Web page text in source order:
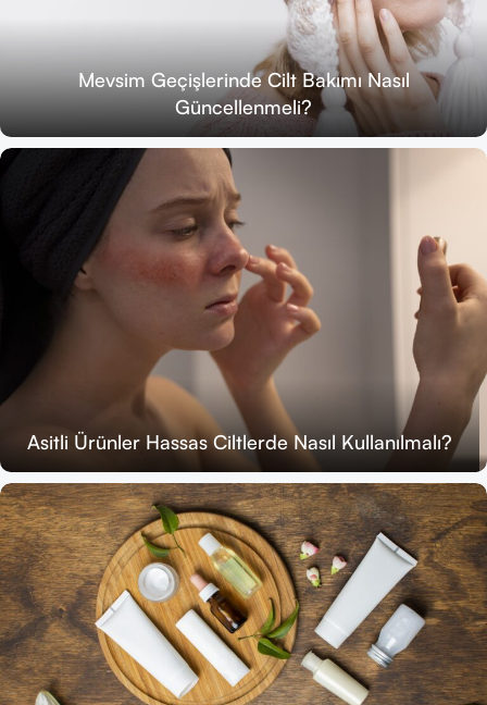
Mevsim Geçişlerinde Cilt Bakımı Nasıl
Güncellenmeli?
Asitli Ürünler Hassas Ciltlerde Nasıl Kullanılmalı?